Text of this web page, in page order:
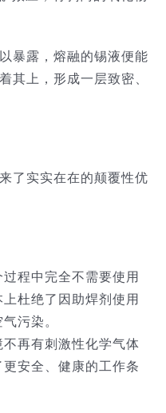
暴露，熔融的锡液便能
其上，形成一层致密、
了实实在在的颠覆性优
程中完全不需要使用
杜绝了因助焊剂使用
污染。
再有刺激性化学气体
安全、健康的工作条